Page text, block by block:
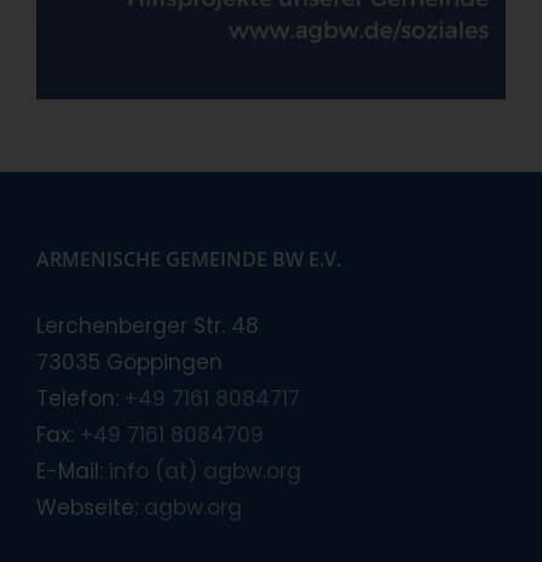
ARMENISCHE GEMEINDE BW E.V.
Lerchenberger Str. 48
73035 Göppingen
Telefon: +49 7161 8084717
Fax: +49 7161 8084709
E-Mail: info (at) agbw.org
Webseite: agbw.org